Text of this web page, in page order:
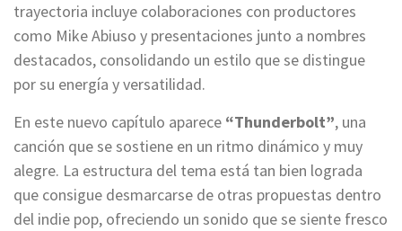
trayectoria incluye colaboraciones con productores
como Mike Abiuso y presentaciones junto a nombres
destacados, consolidando un estilo que se distingue
por su energía y versatilidad.
En este nuevo capítulo aparece “Thunderbolt”, una
canción que se sostiene en un ritmo dinámico y muy
alegre. La estructura del tema está tan bien lograda
que consigue desmarcarse de otras propuestas dentro
del indie pop, ofreciendo un sonido que se siente fresco